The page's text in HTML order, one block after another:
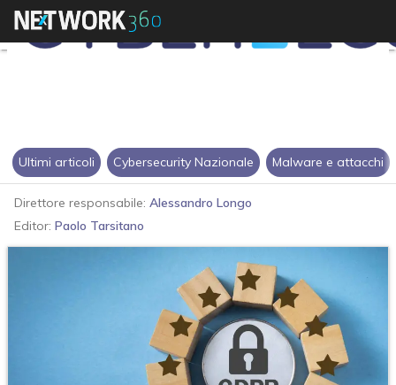
Ultimi articoli Cybersecurity Nazionale Malware e attacchi
Direttore responsabile: Alessandro Longo
Editor: Paolo Tarsitano